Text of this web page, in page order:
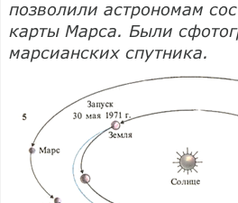
позволили астрономам
карты Марса. Были
марсианских спутника.